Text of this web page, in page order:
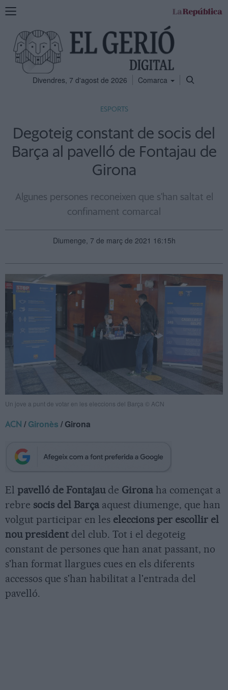
Mostra
navegació
Divendres, 7 d'agost de 2026 Comarca
ESPORTS
Degoteig constant de socis del
Barça al pavelló de Fontajau de
Girona
Algunes persones reconeixen que s'han saltat el
confinament comarcal
Diumenge, 7 de març de 2021 16:15h
Un jove a punt de votar en les eleccions del Barça © ACN
ACN /Gironès / Girona
El pavelló de Fontajaude Girona ha començat a
rebre socis del Barça aquest diumenge, que han
volgut participar en les eleccions per escollir el
nou president del club. Tot i el degoteig
constant de persones que han anat passant, no
s'han format llargues cues en els diferents
accessos que s'han habilitat a l'entrada del
pavelló.